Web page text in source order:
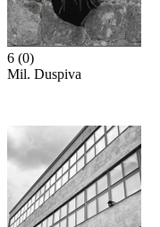
6 (0)
Mil. Duspiva